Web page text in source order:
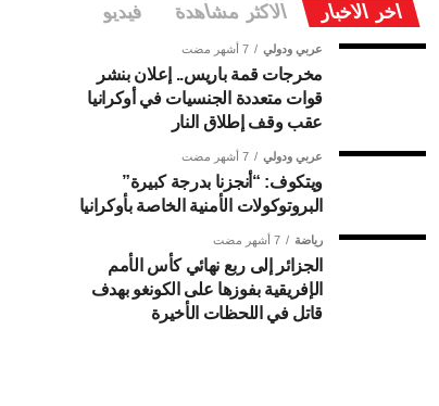
اخر الاخبار الاكثر مشاهدة فيديو
عربي ودولي 7 أشهر مضت
مخرجات قمة باريس.. إعلان بنشر
قوات متعددة الجنسيات في أوكرانيا
عقب وقف إطلاق النار
عربي ودولي 7 أشهر مضت
ويتكوف: “أنجزنا بدرجة كبيرة”
البروتوكولات الأمنية الخاصة بأوكرانيا
رياضة 7 أشهر مضت
الجزائر إلى ربع نهائي كأس الأمم
الإفريقية بفوزها على الكونغو بهدف
قاتل في اللحظات الأخيرة